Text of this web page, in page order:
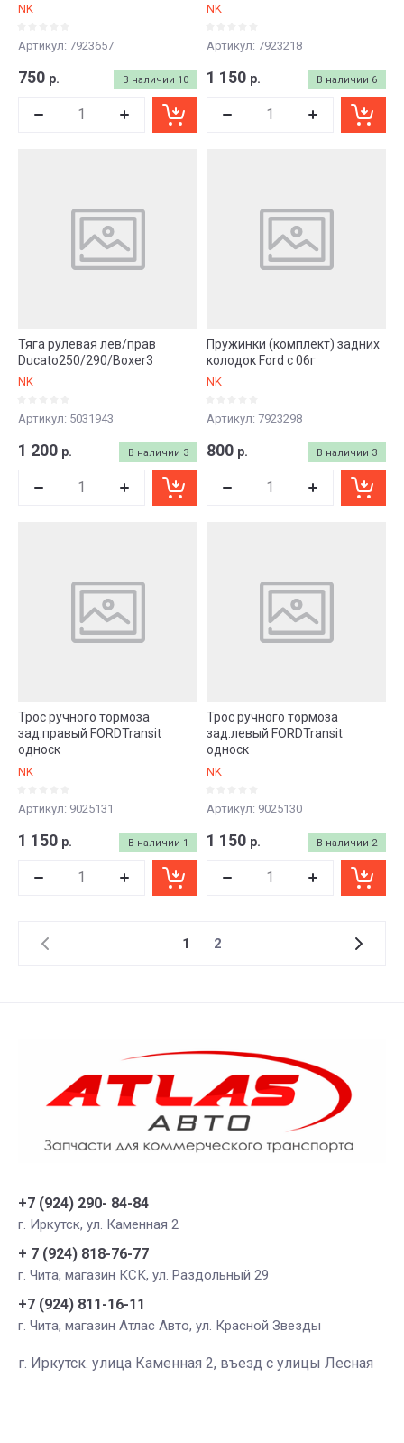
NK
Артикул: 7923657
В наличии 10
750 р.
NK
Артикул: 7923218
В наличии 6
1 150 р.
Тяга рулевая лев/прав
Ducato250/290/Boxer3
NK
Артикул: 5031943
В наличии 3
1 200 р.
Пружинки (комплект) задних
колодок Ford c 06г
NK
Артикул: 7923298
В наличии 3
800 р.
Трос ручного тормоза
зад.правый FORDTransit
односк
NK
Артикул: 9025131
В наличии 1
1 150 р.
Трос ручного тормоза
зад.левый FORDTransit
односк
NK
Артикул: 9025130
В наличии 2
1 150 р.
1 2
+7 (924) 290- 84-84
г. Иркутск, ул. Каменная 2
+ 7 (924) 818-76-77
г. Чита, магазин КСК, ул. Раздольный 29
+7 (924) 811-16-11
г. Чита, магазин Атлас Авто, ул. Красной Звезды
г. Иркутск. улица Каменная 2, въезд с улицы Лесная